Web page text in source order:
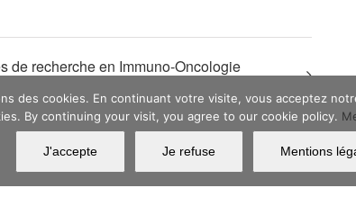
de recherche en Immuno-Oncologie
des cookies. En continuant votre visite, vous acceptez
By continuing your visit, you agree to our cookie policy.
J'accepte Je refuse Mentions